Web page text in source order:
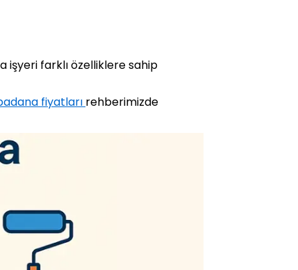
işyeri farklı özelliklere sahip
fiyatları rehberimizde